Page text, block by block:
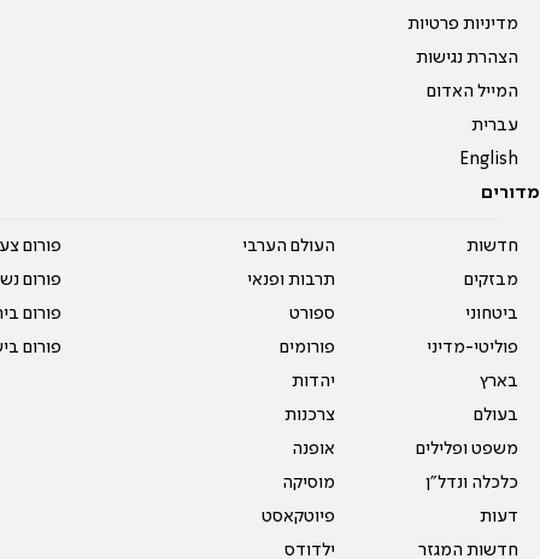
מדיניות פרטיות
הצהרת נגישות
המייל האדום
עברית
English
מדורים
חדשות
מבזקים
ביטחוני
פוליטי-מדיני
בארץ
בעולם
משפט ופלילים
כלכלה ונדל"ן
דעות
חדשות המגזר
העולם הערבי
תרבות ופנאי
ספורט
פורומים
יהדות
צרכנות
אופנה
מוסיקה
פיוטקאסט
ילדודס
פורום
פורום
פורום
פורום